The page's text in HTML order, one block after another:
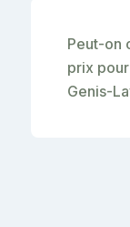
Peut-on
prix
Genis-